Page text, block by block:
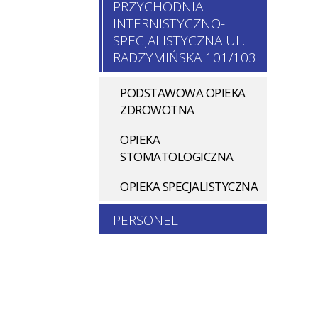
PRZYCHODNIA
INTERNISTYCZNO-
SPECJALISTYCZNA UL.
RADZYMIŃSKA 101/103
PODSTAWOWA OPIEKA
ZDROWOTNA
OPIEKA
STOMATOLOGICZNA
OPIEKA SPECJALISTYCZNA
PERSONEL